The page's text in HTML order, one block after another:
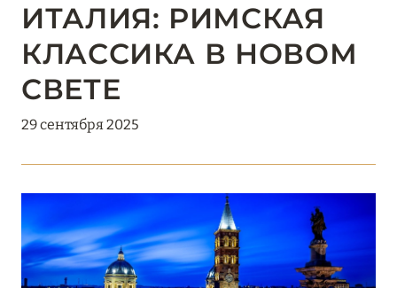
ИТАЛИЯ: РИМСКАЯ
КЛАССИКА В НОВОМ
СВЕТЕ
29 сентября 2025
Подробнее
01 июня 2026
JUMEIRAH OLHAHALI ISLAND MALDIVES: ВАШ
18 мая 2026
THE ST. REGIS MALDIVES VOMMULI: